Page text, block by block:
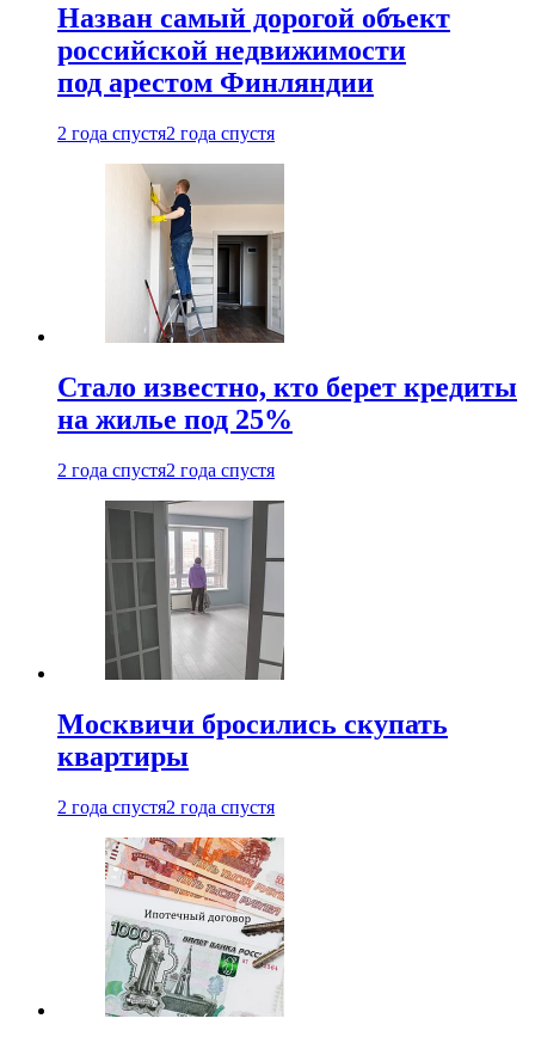
Назван самый дорогой объект
российской недвижимости
под арестом Финляндии
2 года спустя2 года спустя
Стало известно, кто берет кредиты
на жилье под 25%
2 года спустя2 года спустя
Москвичи бросились скупать
квартиры
2 года спустя2 года спустя